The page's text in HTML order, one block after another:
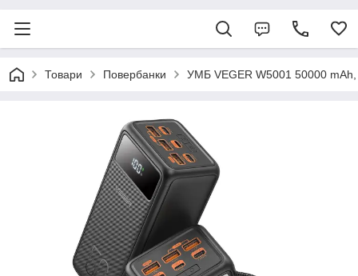
Товари Повербанки УМБ VEGER W5001 50000